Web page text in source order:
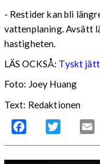
- Restider kan bli
vattenplaning. Avsätt
hastigheten.
LÄS OCKSÅ: Tyskt
Foto: Joey Huang
Text: Redaktionen
Facebook Twitter